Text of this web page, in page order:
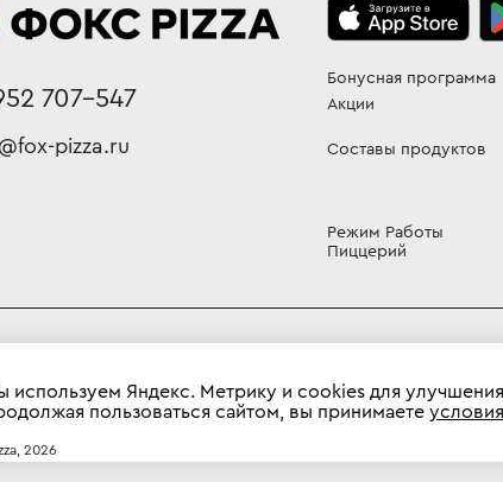
707-547
pizza.ru
Бонусная программа
Акции
Составы продуктов
Режим Работы
Пиццерий
24А
, 2026
используем Яндекс. Метрику и cookies для
пользоваться сайтом, вы принимаете